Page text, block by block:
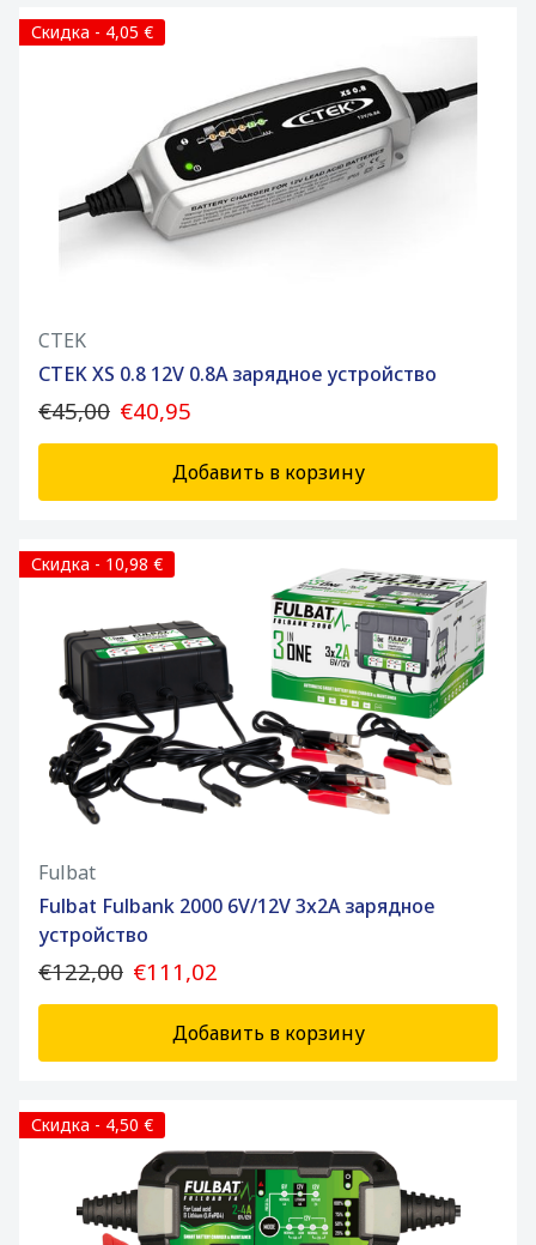
Скидка - 4,05 €
CTEK
CTEK XS 0.8 12V 0.8A зарядное устройство
€45,00 €40,95
Добавить в корзину
Скидка - 10,98 €
Fulbat
Fulbat Fulbank 2000 6V/12V 3x2A зарядное
устройство
€122,00 €111,02
Добавить в корзину
Скидка - 4,50 €